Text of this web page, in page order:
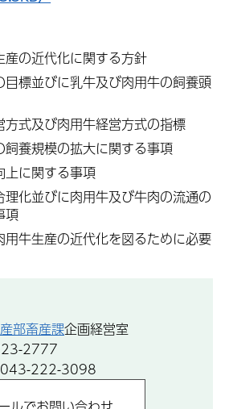
の近代化に関する方針
標並びに乳牛及び肉用牛の飼養頭
式及び肉用牛経営方式の指標
養規模の拡大に関する事項
上に関する事項
化並びに肉用牛及び牛肉の流通の
項
用牛生産の近代化を図るために必要
部畜産課企画経営室
2777
043-222-3098